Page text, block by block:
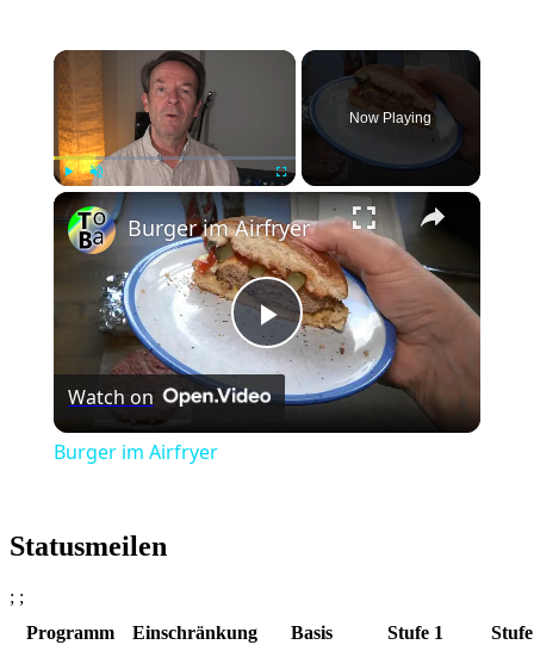
Unmute Fullscreen
Now Playing
Play
Video
Burger im Airfryer
Watch on
Burger im Airfryer
Statusmeilen
; ;
Programm
Einschränkung Basis Stufe 1